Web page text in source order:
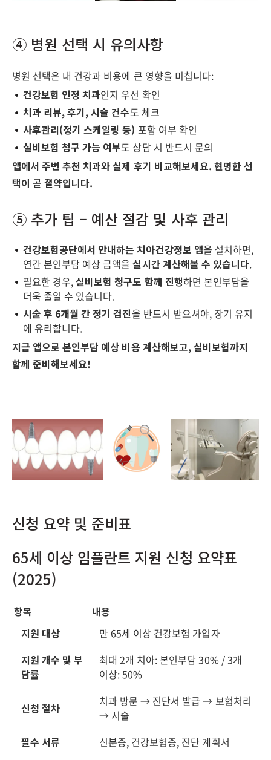
④ 병원 선택 시 유의사항
병원 선택은 내 건강과 비용에 큰 영향을 미칩니다:
건강보험 인정 치과인지 우선 확인
치과 리뷰, 후기, 시술 건수도 체크
사후관리(정기 스케일링 등) 포함 여부 확인
실비보험 청구 가능 여부도 상담 시 반드시 문의
앱에서 주변 추천 치과와 실제 후기 비교해보세요. 현명한 선
택이 곧 절약입니다.
⑤ 추가 팁 – 예산 절감 및 사후 관리
건강보험공단에서 안내하는 치아건강정보 앱을 설치하면,
연간 본인부담 예상 금액을실시간 계산해볼 수 있습니다.
필요한 경우,실비보험 청구도 함께 진행하면 본인부담을
더욱 줄일 수 있습니다.
시술 후 6개월 간 정기 검진을 반드시 받으셔야, 장기 유지
에 유리합니다.
지금 앱으로 본인부담 예상 비용 계산해보고, 실비보험까지
함께 준비해보세요!
신청 요약 및 준비표
65세 이상 임플란트 지원 신청 요약표
(2025)
항목
내용
지원 대상
만 65세 이상 건강보험 가입자
지원 개수 및 부
담률
최대 2개 치아: 본인부담 30% / 3개
이상: 50%
신청 절차
치과 방문 → 진단서 발급 → 보험처리
→ 시술
필수 서류
신분증, 건강보험증, 진단 계획서